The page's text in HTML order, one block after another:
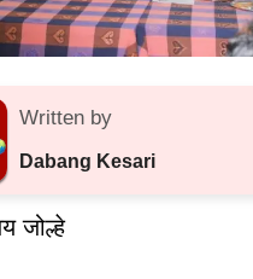
Written by
Dabang Kesari
जोल्हे